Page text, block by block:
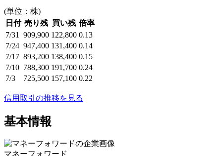
(単位：株)
日付 売り残 買い残 倍率
7/31
909,900 122,800 0.13
7/24 947,400 131,400 0.14
7/17 893,200 138,400 0.15
7/10 788,300 191,700 0.24
7/3
725,500 157,100 0.22
信用取引の推移を見る
基本情報
マネーフォワード